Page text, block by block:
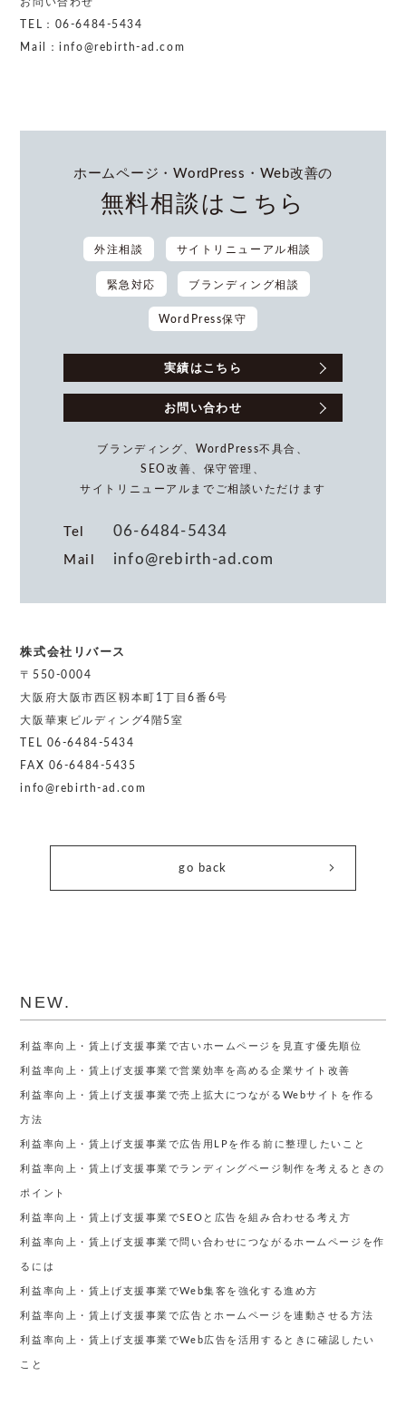
TEL：06-6484-5434
Mail：info@rebirth-ad.com
ホームページ・WordPress・Web改善の
無料相談はこちら
外注相談 サイトリニューアル相談
緊急対応 ブランディング相談
WordPress保守
実績はこちら
お問い合わせ
ブランディング、WordPress不具合、
SEO改善、保守管理、
サイトリニューアルまでご相談いただけます
Tel 06-6484-5434
Mail info@rebirth-ad.com
株式会社リバース
〒550-0004
大阪府大阪市西区靱本町1丁目6番6号
大阪華東ビルディング4階5室
TEL 06-6484-5434
FAX 06-6484-5435
info@rebirth-ad.com
go back
NEW.
利益率向上・賃上げ支援事業で古いホームページを見直す優先順位
利益率向上・賃上げ支援事業で営業効率を高める企業サイト改善
利益率向上・賃上げ支援事業で売上拡大につながるWebサイトを作る
方法
利益率向上・賃上げ支援事業で広告用LPを作る前に整理したいこと
利益率向上・賃上げ支援事業でランディングページ制作を考えるときの
ポイント
利益率向上・賃上げ支援事業でSEOと広告を組み合わせる考え方
利益率向上・賃上げ支援事業で問い合わせにつながるホームページを作
るには
利益率向上・賃上げ支援事業でWeb集客を強化する進め方
利益率向上・賃上げ支援事業で広告とホームページを連動させる方法
利益率向上・賃上げ支援事業でWeb広告を活用するときに確認したい
こと